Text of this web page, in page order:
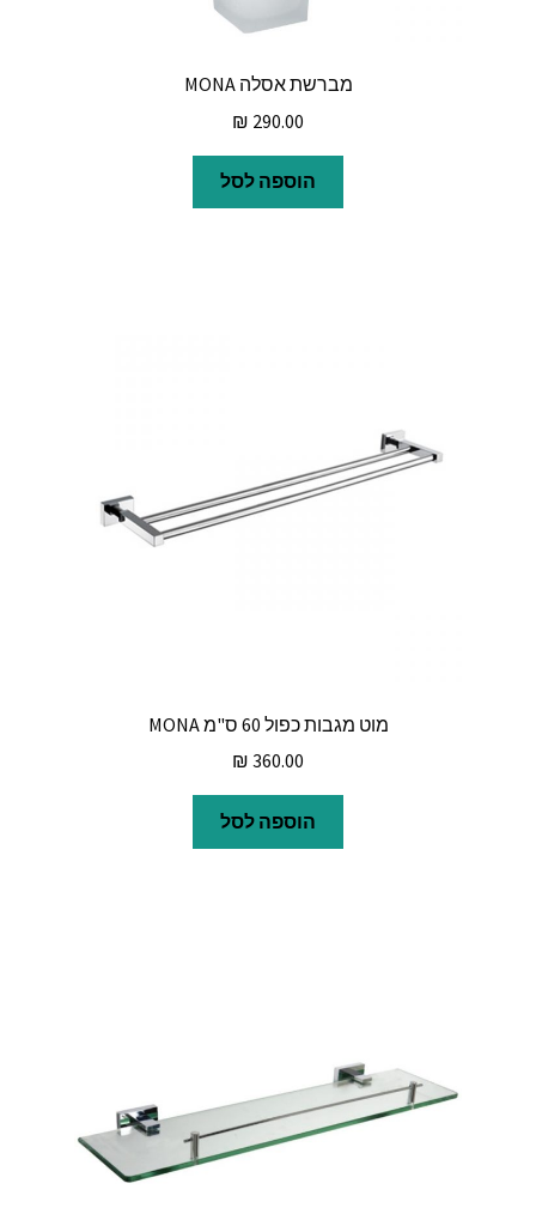
מברשת אסלה MONA
₪ 290.00
הוספה לסל
מוט מגבות כפול 60 ס"מ MONA
₪ 360.00
הוספה לסל